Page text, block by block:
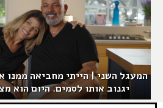
המעגל השני | הייתי מחביאה ממנו
יגנוב אותו לסמים. היום הוא